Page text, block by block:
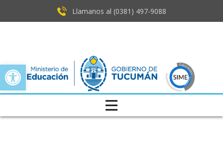
Open toolbar
Llamanos al (0381) ​497-9088